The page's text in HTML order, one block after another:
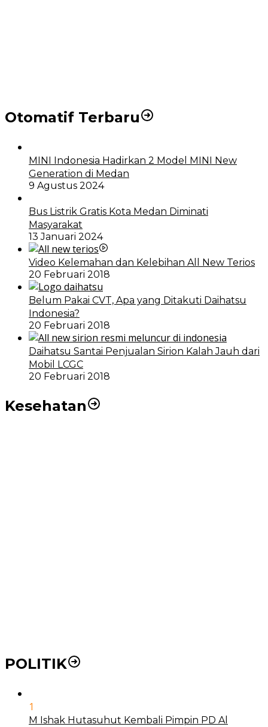
Otomatif Terbaru
MINI Indonesia Hadirkan 2 Model MINI New
Generation di Medan
9 Agustus 2024
Bus Listrik Gratis Kota Medan Diminati
Masyarakat
13 Januari 2024
Video Kelemahan dan Kelebihan All New Terios
20 Februari 2018
Belum Pakai CVT, Apa yang Ditakuti Daihatsu
Indonesia?
20 Februari 2018
Daihatsu Santai Penjualan Sirion Kalah Jauh dari
Mobil LCGC
20 Februari 2018
Kesehatan
POLITIK
1
M Ishak Hutasuhut Kembali Pimpin PD Al